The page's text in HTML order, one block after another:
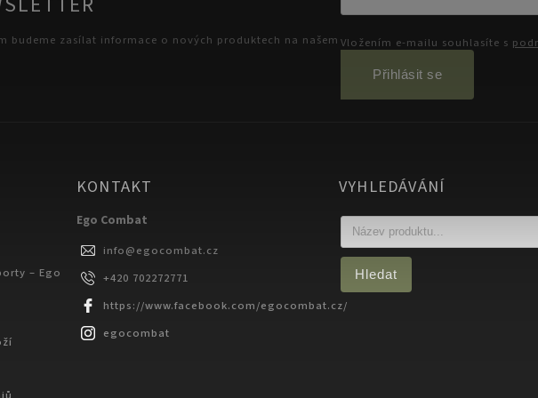
budeme zasílat informace o nových produktech na našem Vložením e-mailu souhlasíte s
Přihlásit se
– Ego
KONTAKT
Ego Combat
info@egocombat.cz
+420 702272771
https://www.facebook.com/egocombat.cz/
egocombat
VYHLEDÁVÁNÍ
Hledat